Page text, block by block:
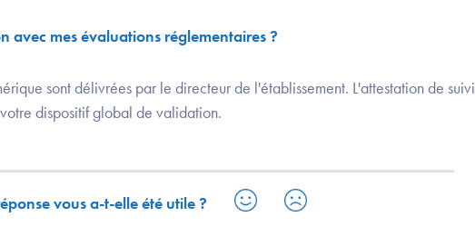
avec mes évaluations réglementaires ?
sont délivrées par le directeur de l'établissement. L'attestation de suivi
dispositif global de validation.
vous a-t-elle été utile ?